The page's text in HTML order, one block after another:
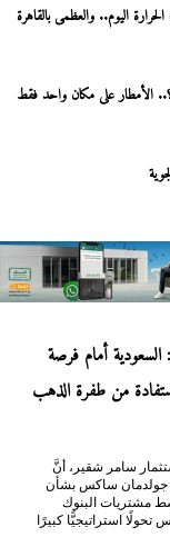
اليوم.. والعظمى بالقاهرة
الأمطار على مكان واحد فقط
أمام فرصة
من طفرة الذهب
سامر شقير، أنَّ
جولدمان ساكس بشأن
مشتريات البنوك
الذهب إلى 60 طنًا شهريًّا خلال عام 2026 تعكس تحولًا استراتيجيًّا كبيرًا